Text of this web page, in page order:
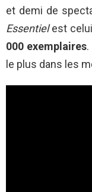
et demi de
Essentielest celui
000 exemplaires
le plus dans les